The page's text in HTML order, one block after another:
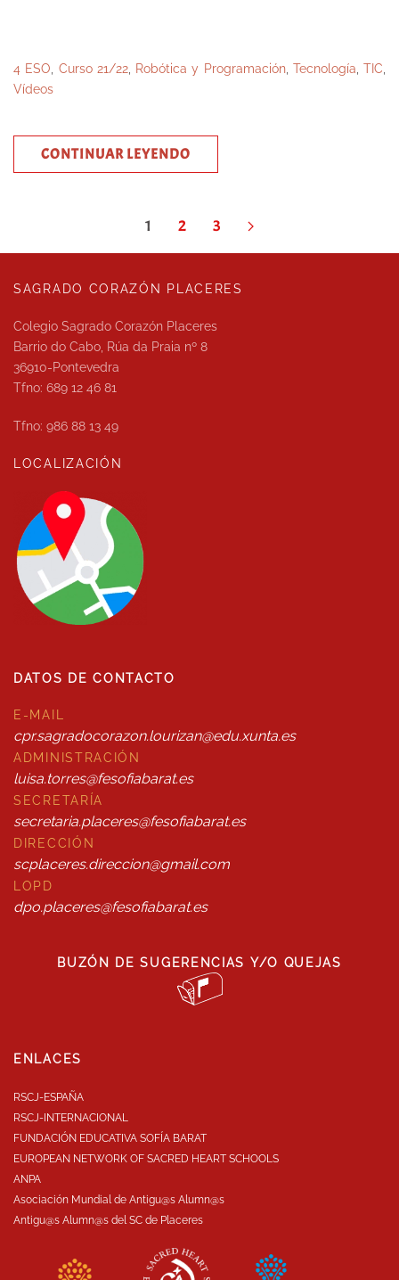
4 ESO Curso 21/22, Robótica y Programación, Tecnología TIC
Vídeos
CONTINUAR LEYENDO
1 2 3
SAGRADO CORAZÓN PLACERES
Colegio Sagrado Corazón Placeres
Barrio do Cabo, Rúa da Praia nº 8
36910-Pontevedra
Tfno: 689 12 46 81
Tfno: 986 88 13 49
LOCALIZACIÓN
DATOS DE CONTACTO
E-MAIL
cpr.sagradocorazon.lourizan@edu.xunta.es
ADMINISTRACIÓN
luisa.torres@fesofiabarat.es
SECRETARÍA
secretaria.placeres@fesofiabarat.es
DIRECCIÓN
scplaceres.direccion@gmail.com
LOPD
dpo.placeres@fesofiabarat.es
BUZÓN DE SUGERENCIAS Y/O QUEJAS
ENLACES
RSCJ-ESPAÑA
RSCJ-INTERNACIONAL
FUNDACIÓN EDUCATIVA SOFÍA BARAT
EUROPEAN NETWORK OF SACRED HEART SCHOOLS
ANPA
Asociación Mundial de Antigu@s Alumn@s
Antigu@s Alumn@s del SC de Placeres